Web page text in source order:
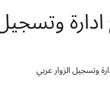
وتسجيل الزوار عربي